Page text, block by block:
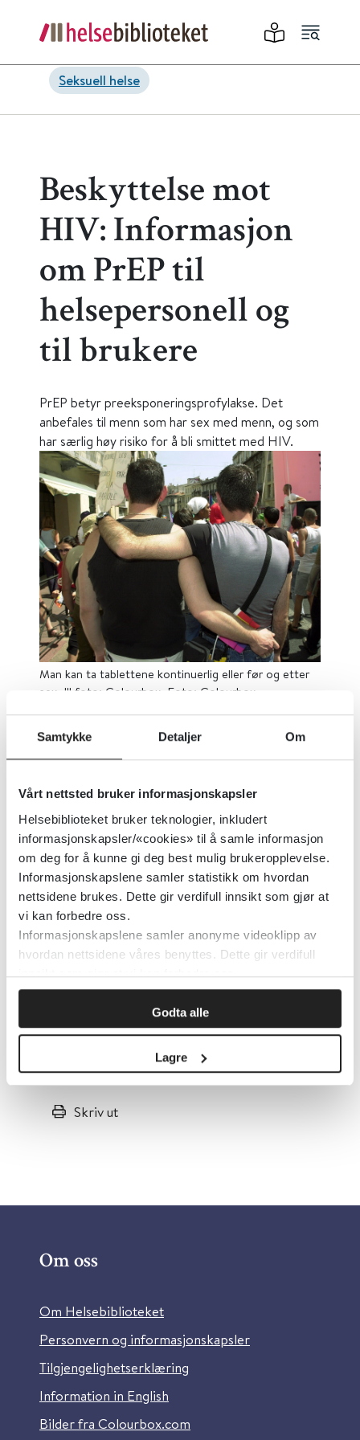
Samtykke Detaljer Om
Vårt nettsted bruker informasjonskapsler
Helsebiblioteket bruker teknologier, inkludert
informasjonskapsler/«cookies» til å samle informasjon
om deg for å kunne gi deg best mulig brukeropplevelse.
Informasjonskapslene samler statistikk om hvordan
nettsidene brukes. Dette gir verdifull innsikt som gjør at
vi kan forbedre oss.
Informasjonskapslene samler anonyme videoklipp av
hvordan nettsidene våres benyttes. Dette gir verdifull
innsikt som gjør at vi kan forbedre oss.
Godta alle
Lagre
Seksuell helse
Beskyttelse mot
HIV: Informasjon
om PrEP til
helsepersonell og
til brukere
PrEP betyr preeksponeringsprofylakse. Det
anbefales til menn som har sex med menn, og som
har særlig høy risiko for å bli smittet med HIV.
Man kan ta tablettene kontinuerlig eller før og etter
sex. Ill.foto: Colourbox. Foto: Colourbox
Britt-Ingjerd Nesheim
Publisert 30. mai 2018
Behandlingen består av en tablett som
inneholder to virkestoffer: tenofovir DF
og emtricitabin (=Truvada). Behandlingen
kan være kontinuerlig eller
intermitterende, dvs før og etter planlagt
sex.
Informasjonen finnes her:PrEP
informasjon til helsepersonell
Skriv ut
Om oss
Om Helsebiblioteket
Personvern og informasjonskapsler
Tilgjengelighetserklæring
Information in English
Bilder fra Colourbox.com